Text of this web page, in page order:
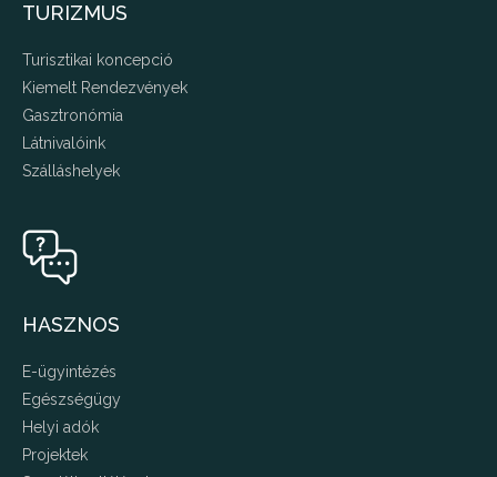
TURIZMUS
Turisztikai koncepció
Kiemelt Rendezvények
Gasztronómia
Látnivalóink
Szálláshelyek
HASZNOS
E-ügyintézés
Egészségügy
Helyi adók
Projektek